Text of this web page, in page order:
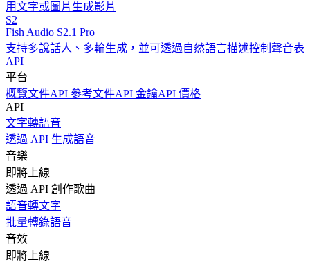
用文字或圖片生成影片
S2
Fish Audio S2.1 Pro
支持多說話人、多輪生成，並可透過自然語言描述控制聲音表
API
平台
概覽文件API 參考文件API 金鑰API 價格
API
文字轉語音
透過 API 生成語音
音樂
即將上線
透過 API 創作歌曲
語音轉文字
批量轉錄語音
音效
即將上線